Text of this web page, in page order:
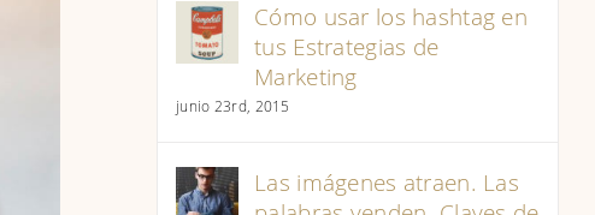
Cómo usar los hashtag en
tus Estrategias de
Marketing
junio 23rd, 2015
Las imágenes atraen. Las